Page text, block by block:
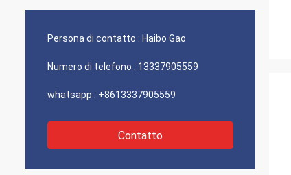
Persona di contatto : Haibo Gao
Numero di telefono : 13337905559
whatsapp : +8613337905559
Contatto